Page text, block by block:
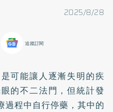
2025/8/28
追蹤訂閱
可能讓人逐漸失明的疾
的不二法門，但統計發
過程中自行停藥，其中的